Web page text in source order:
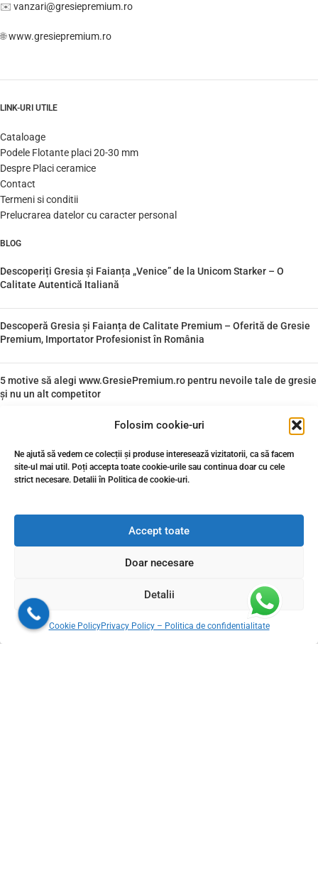
Folosim cookie-uri
Ne ajută să vedem ce colecții și produse interesează vizitatorii, ca să facem
site-ul mai util. Poți accepta toate cookie-urile sau continua doar cu cele
strict necesare. Detalii în Politica de cookie-uri.
Accept toate
Doar necesare
Detalii
Cookie PolicyPrivacy Policy – Politica de confidentialitate
✉️ vanzari@gresiepremium.ro
🌐www.gresiepremium.ro
LINK-URI UTILE
Cataloage
Podele Flotante placi 20-30 mm
Despre Placi ceramice
Contact
Termeni si conditii
Prelucrarea datelor cu caracter personal
BLOG
Descoperiți Gresia și Faianța „Venice” de la Unicom Starker – O
Calitate Autentică Italiană
Descoperă Gresia și Faianța de Calitate Premium – Oferită de Gresie
Premium, Importator Profesionist în România
5 motive să alegi www.GresiePremium.ro pentru nevoile tale de gresie
și nu un alt competitor
Gresie premium de calitate superioară: O alegere excelentă pentru
amenajarea casei tale
Livram din stoc in 24-48h oriunde in Romania